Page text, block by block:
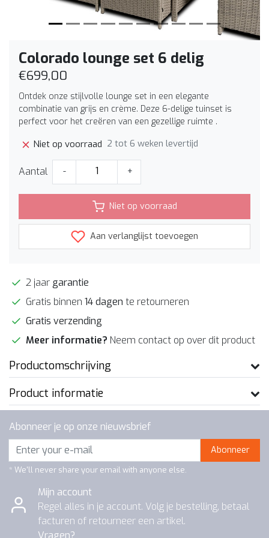
Colorado lounge set 6 delig
€699,00
Ontdek onze stijlvolle lounge set in een elegante
combinatie van grijs en crème. Deze 6-delige tuinset is
perfect voor het creëren van een gezellige ruimte .
Niet op voorraad 2 tot 6 weken levertijd
Aantal - +
Niet op voorraad
Aan verlanglijst toevoegen
2 jaar garantie
Gratis binnen 14 dagen te retourneren
Gratis verzending
Meer informatie? Neem contact op over dit product
Productomschrijving
Product informatie
Abonneer je op onze nieuwsbrief
Abonneer
* We'll never share your email with anyone else.
Mijn account
Regel alles in je account. Volg je bestelling, betaal
facturen of retourneer een artikel.
Vragen?